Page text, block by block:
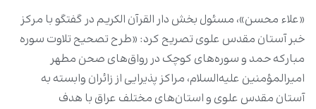
«علاء محسن»، مسئول بخش دار القرآن الکریم در گفتگو با مرکز
خبر آستان مقدس علوی تصریح کرد: «طرح تصحیح تلاوت سوره
مبارکه حمد و سوره‌های کوچک در رواق‌های صحن مطهر
امیرالمؤمنین علیه‌السلام، مراکز پذیرایی از زائران وابسته به
آستان مقدس علوی و استان‌های مختلف عراق با هدف